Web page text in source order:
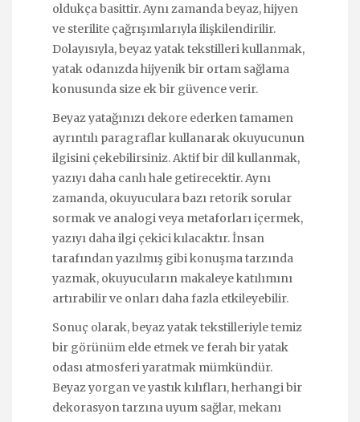
oldukça basittir. Aynı zamanda beyaz, hijyen
ve sterilite çağrışımlarıyla ilişkilendirilir.
Dolayısıyla, beyaz yatak tekstilleri kullanmak,
yatak odanızda hijyenik bir ortam sağlama
konusunda size ek bir güvence verir.
Beyaz yatağınızı dekore ederken tamamen
ayrıntılı paragraflar kullanarak okuyucunun
ilgisini çekebilirsiniz. Aktif bir dil kullanmak,
yazıyı daha canlı hale getirecektir. Aynı
zamanda, okuyuculara bazı retorik sorular
sormak ve analogi veya metaforları içermek,
yazıyı daha ilgi çekici kılacaktır. İnsan
tarafından yazılmış gibi konuşma tarzında
yazmak, okuyucuların makaleye katılımını
artırabilir ve onları daha fazla etkileyebilir.
Sonuç olarak, beyaz yatak tekstilleriyle temiz
bir görünüm elde etmek ve ferah bir yatak
odası atmosferi yaratmak mümkündür.
Beyaz yorgan ve yastık kılıfları, herhangi bir
dekorasyon tarzına uyum sağlar, mekanı